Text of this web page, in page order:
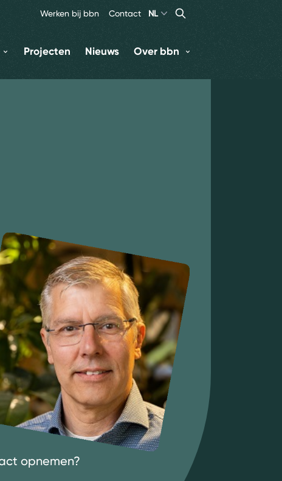
Werken bij bbn Contact NL Search
Zoeken
Projecten Nieuws Over bbn
opnemen?